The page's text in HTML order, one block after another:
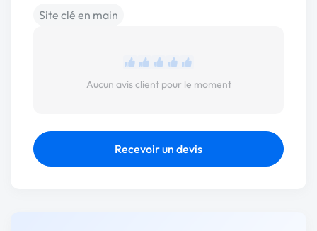
Site clé en main
Aucun avis client pour le moment
Recevoir un devis